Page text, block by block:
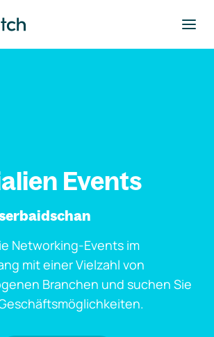
Events
Networking-Events im
mit einer Vielzahl von
Branchen und suchen Sie